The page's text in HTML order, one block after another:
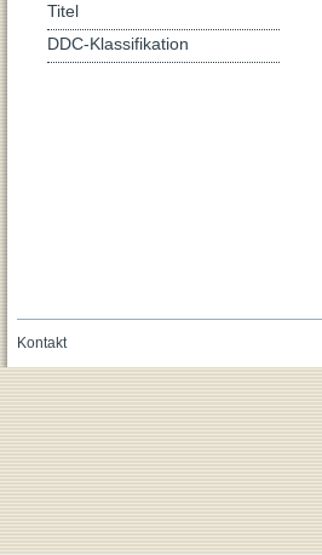
Titel
DDC-Klassifikation
Kontakt